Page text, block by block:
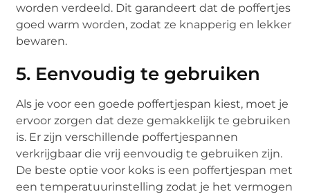
worden verdeeld. Dit garandeert dat de poffertjes
goed warm worden, zodat ze knapperig en lekker
bewaren.
5. Eenvoudig te gebruiken
Als je voor een goede poffertjespan kiest, moet je
ervoor zorgen dat deze gemakkelijk te gebruiken
is. Er zijn verschillende poffertjespannen
verkrijgbaar die vrij eenvoudig te gebruiken zijn.
De beste optie voor koks is een poffertjespan met
een temperatuurinstelling zodat je het vermogen